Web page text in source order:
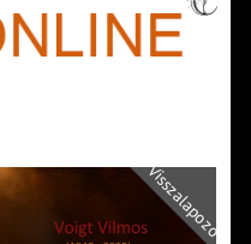
Visszalapozó